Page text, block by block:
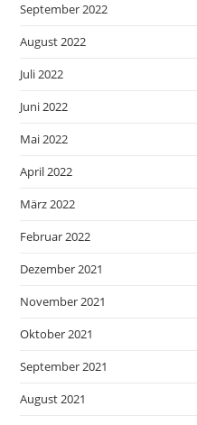
September 2022
August 2022
Juli 2022
Juni 2022
Mai 2022
April 2022
März 2022
Februar 2022
Dezember 2021
November 2021
Oktober 2021
September 2021
August 2021